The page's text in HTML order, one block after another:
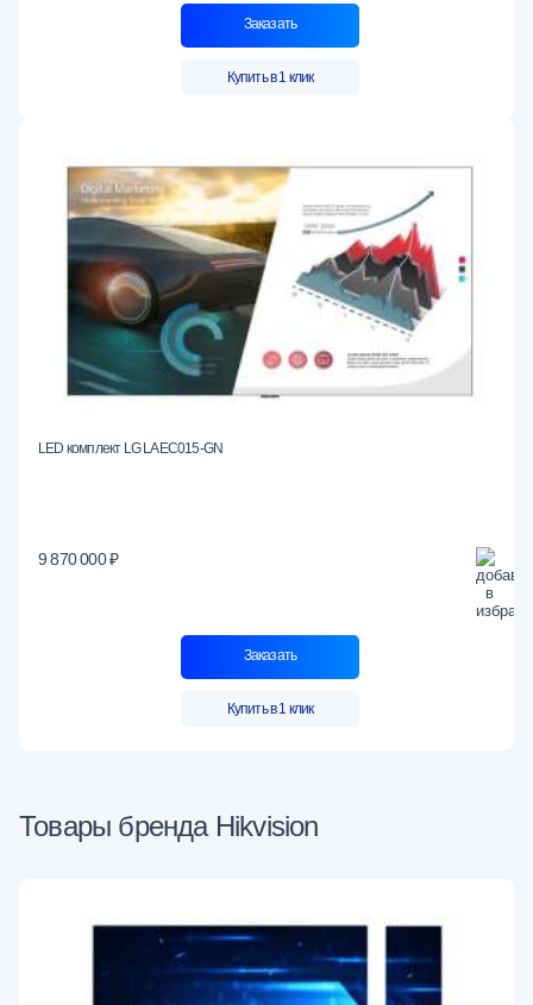
Заказать
Купить в 1 клик
LED комплект LG LAEC015-GN
9 870 000 ₽
Заказать
Купить в 1 клик
Товары бренда Hikvision